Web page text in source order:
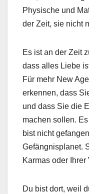
Physische und
der Zeit, sie nicht
Es ist an der Zeit
dass alles Liebe
Für mehr New
erkennen, dass
und dass Sie die
machen sollen.
bist nicht
Gefängnisplanet.
Karmas oder Ihrer
Du bist dort, weil